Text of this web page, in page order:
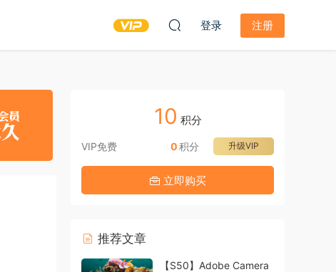
登录 注册
10 积分
VIP免费 升级VIP
0积分
立即购买
推荐文章
【S50】Adobe Camera